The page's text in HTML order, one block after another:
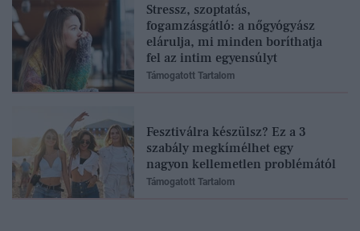
Stressz, szoptatás,
fogamzásgátló: a nőgyógyász
elárulja, mi minden boríthatja
fel az intim egyensúlyt
Támogatott Tartalom
Fesztiválra készülsz? Ez a 3
szabály megkímélhet egy
nagyon kellemetlen problémától
Támogatott Tartalom